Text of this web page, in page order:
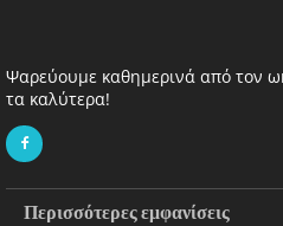
Ψαρεύουμε καθημερινά από τον
τα καλύτερα!
Περισσότερες εμφανίσεις